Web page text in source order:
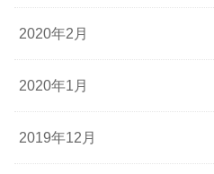
2020年2月
2020年1月
2019年12月